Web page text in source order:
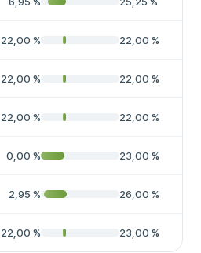
22,00 % 22,00 %
22,00 % 22,00 %
22,00 % 22,00 %
0,00 % 23,00 %
2,95 % 26,00 %
22,00 % 23,00 %